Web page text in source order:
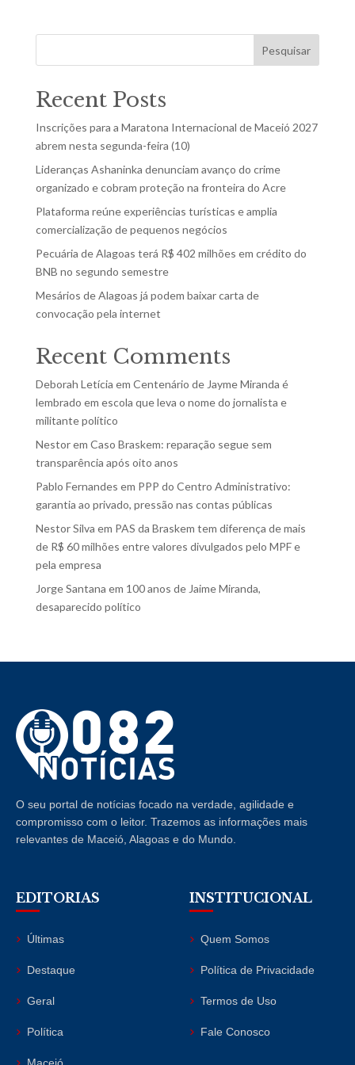
Pesquisar
Recent Posts
Inscrições para a Maratona Internacional de Maceió 2027
abrem nesta segunda-feira (10)
Lideranças Ashaninka denunciam avanço do crime
organizado e cobram proteção na fronteira do Acre
Plataforma reúne experiências turísticas e amplia
comercialização de pequenos negócios
Pecuária de Alagoas terá R$ 402 milhões em crédito do
BNB no segundo semestre
Mesários de Alagoas já podem baixar carta de
convocação pela internet
Recent Comments
Deborah Letícia em Centenário de Jayme Miranda é
lembrado em escola que leva o nome do jornalista e
militante político
Nestorem Caso Braskem: reparação segue sem
transparência após oito anos
Pablo Fernandes em PPP do Centro Administrativo:
garantia ao privado, pressão nas contas públicas
Nestor Silva em PAS da Braskem tem diferença de mais
de R$ 60 milhões entre valores divulgados pelo MPF e
pela empresa
Jorge Santana em 100 anos de Jaime Miranda,
desaparecido político
O seu portal de notícias focado na verdade, agilidade e
compromisso com o leitor. Trazemos as informações mais
relevantes de Maceió, Alagoas e do Mundo.
EDITORIAS
Últimas
Destaque
Geral
Política
Maceió
INSTITUCIONAL
Quem Somos
Política de Privacidade
Termos de Uso
Fale Conosco